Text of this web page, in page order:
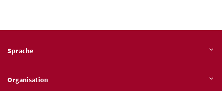
Sprache
Organisation